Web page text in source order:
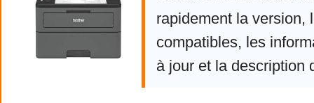
rapidement la version,
compatibles, les
à jour et la description